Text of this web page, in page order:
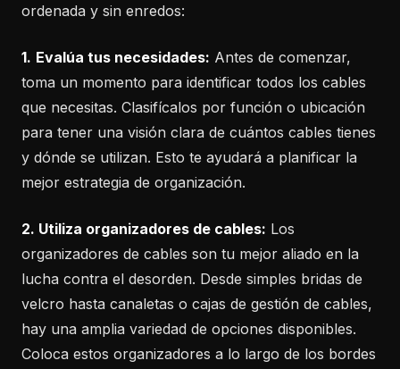
ordenada y sin enredos:
1. Evalúa tus necesidades: Antes de comenzar,
toma un momento para identificar todos los cables
que necesitas. Clasifícalos por función o ubicación
para tener una visión clara de cuántos cables tienes
y dónde se utilizan. Esto te ayudará a planificar la
mejor estrategia de organización.
2. Utiliza organizadores de cables: Los
organizadores de cables son tu mejor aliado en la
lucha contra el desorden. Desde simples bridas de
velcro hasta canaletas o cajas de gestión de cables,
hay una amplia variedad de opciones disponibles.
Coloca estos organizadores a lo largo de los bordes